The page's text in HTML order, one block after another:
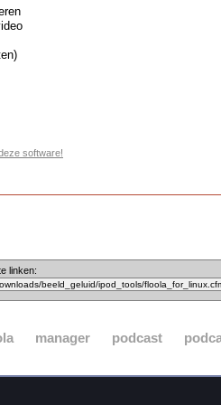
software!
linken:
manager podcast